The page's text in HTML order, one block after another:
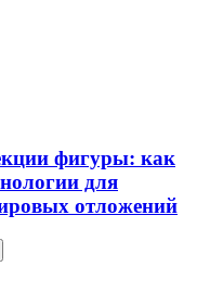
фигуры: как
для
отложений